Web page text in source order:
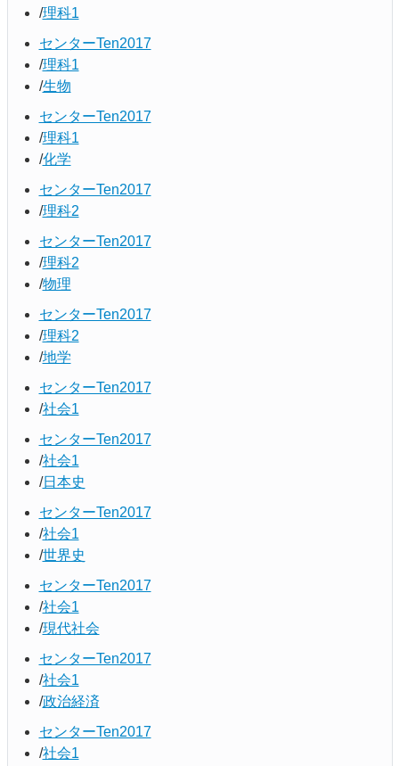
理科1
センターTen2017
理科1
生物
センターTen2017
理科1
化学
センターTen2017
理科2
センターTen2017
理科2
物理
センターTen2017
理科2
地学
センターTen2017
社会1
センターTen2017
社会1
日本史
センターTen2017
社会1
世界史
センターTen2017
社会1
現代社会
センターTen2017
社会1
政治経済
センターTen2017
社会1